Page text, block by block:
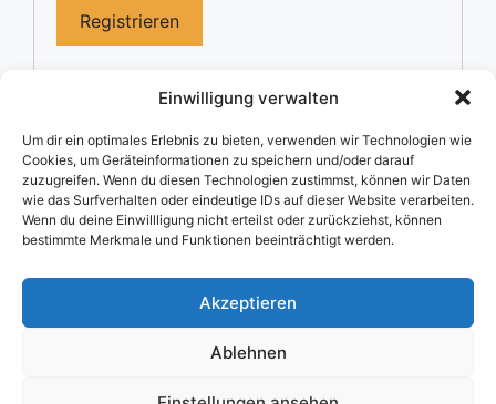
Einwilligung verwalten
Um dir ein optimales Erlebnis zu bieten, verwenden wir Technologien wie
Cookies, um Geräteinformationen zu speichern und/oder darauf
zuzugreifen. Wenn du diesen Technologien zustimmst, können wir Daten
wie das Surfverhalten oder eindeutige IDs auf dieser Website verarbeiten.
Wenn du deine Einwillligung nicht erteilst oder zurückziehst, können
bestimmte Merkmale und Funktionen beeinträchtigt werden.
Akzeptieren
Ablehnen
Impressum/DSGVO
KI-Nutzungserklärung
Cookie-Richtlinie (EU)